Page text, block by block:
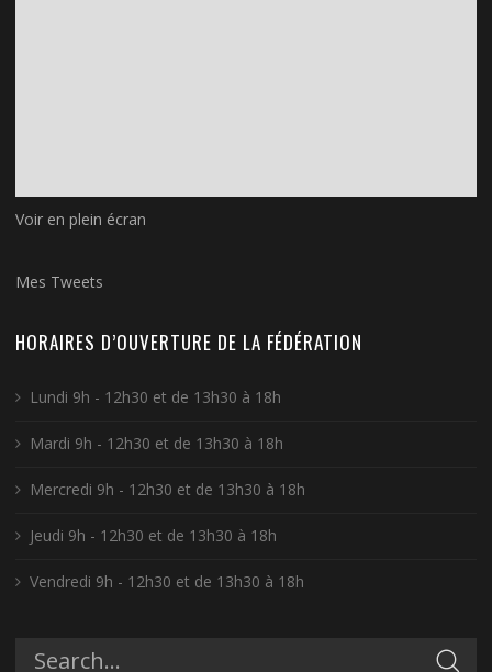
Voir en plein écran
Mes Tweets
HORAIRES D’OUVERTURE DE LA FÉDÉRATION
Lundi 9h - 12h30 et de 13h30 à 18h
Mardi 9h - 12h30 et de 13h30 à 18h
Mercredi 9h - 12h30 et de 13h30 à 18h
Jeudi 9h - 12h30 et de 13h30 à 18h
Vendredi 9h - 12h30 et de 13h30 à 18h